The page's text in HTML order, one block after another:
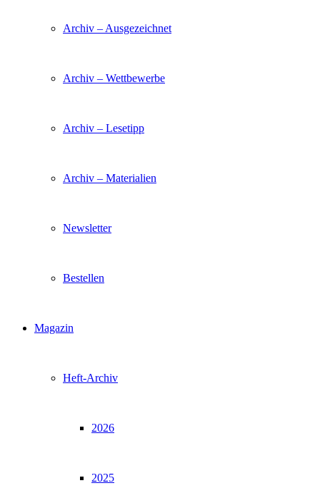
Archiv – Ausgezeichnet
Archiv – Wettbewerbe
Archiv – Lesetipp
Archiv – Materialien
Newsletter
Bestellen
Magazin
Heft-Archiv
2026
2025